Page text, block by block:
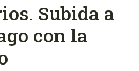
Subida a
con la